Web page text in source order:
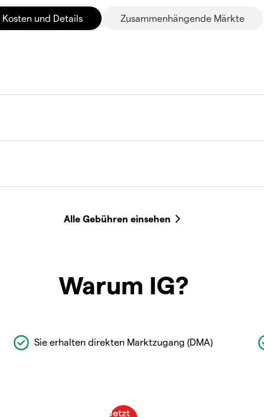
Kosten und Details Zusammenhängende Märkte
Warum IG?
Sie erhalten direkten Marktzugang (DMA)